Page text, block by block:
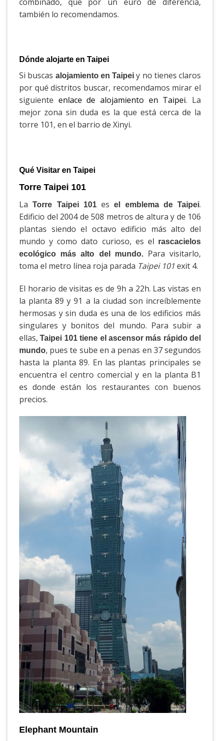
también lo recomendamos.
Dónde alojarte en Taipei
Si buscas alojamiento en Taipei y no tienes claros
por qué distritos buscar, recomendamos mirar el
siguiente enlace de alojamiento en Taipei. La
mejor zona sin duda es la que está cerca de la
torre 101, en el barrio de Xinyi.
Qué Visitar en Taipei
Torre Taipei 101
LaTorre Taipei 101esel emblema de Taipei.
Edificio del 2004 de 508 metros de altura y de 106
plantas siendo el octavo edificio más alto del
mundo y como dato curioso, es el rascacielos
ecológico más alto del mundo.Para visitarlo,
toma el metro línea roja parada Taipei 101exit 4.
El horario de visitas es de 9h a 22h. Las vistas en
la planta 89 y 91 a la ciudad son increíblemente
hermosas y sin duda es una de los edificios más
singulares y bonitos del mundo. Para subir a
ellas,Taipei 101 tiene el ascensor más rápido del
mundo, pues te sube en a penas en 37 segundos
hasta la planta 89. En las plantas principales se
encuentra el centro comercial y en la planta B1
es donde están los restaurantes con buenos
precios.
Elephant Mountain